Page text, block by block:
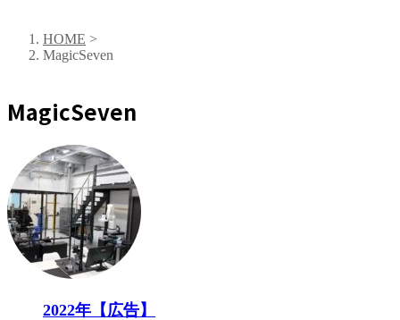
HOME >
MagicSeven
MagicSeven
2022年【広告】